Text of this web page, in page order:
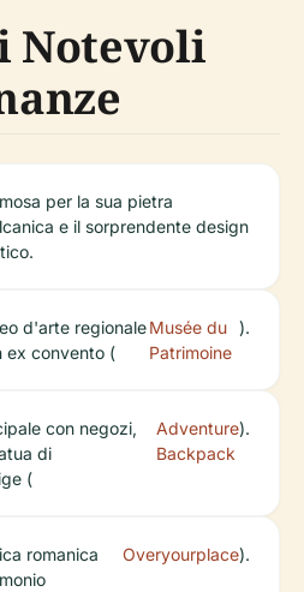
Notevoli
per la sua pietra
e il sorprendente design
d'arte regionale
ex convento (
Musée du
Patrimoine
).
con negozi,
di
(
Adventure
Backpack
).
romanica
Overyourplace).